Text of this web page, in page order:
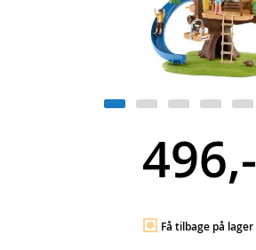
496,-
Få tilbage på lager